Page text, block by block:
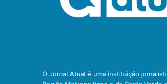
O Jornal Atual é uma instituição